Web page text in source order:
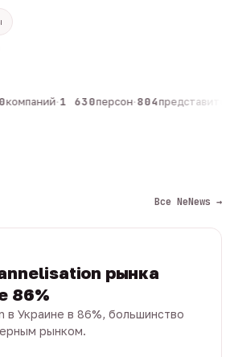
·1 630персон·804представителей
Все NeNews →
рынка
86%
в Украине в 86%, большинство
рынком.